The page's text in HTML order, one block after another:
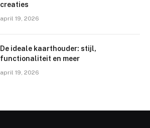
creaties
april 19, 2026
De ideale kaarthouder: stijl,
functionaliteit en meer
april 19, 2026